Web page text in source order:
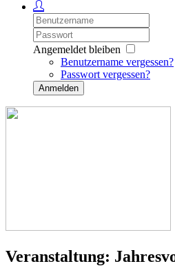
Angemeldet bleiben
Benutzername vergessen?
Passwort vergessen?
Anmelden
Veranstaltung: